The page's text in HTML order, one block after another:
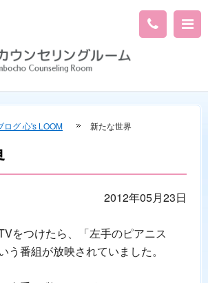
ログ 心's LOOM 新たな世界
2012年05月23日
をつけたら、「左手のピアニス
番組が放映されていました。